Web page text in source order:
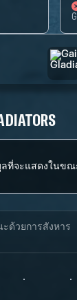
ที่จะแสดงในข
ด้วยการสังหาร